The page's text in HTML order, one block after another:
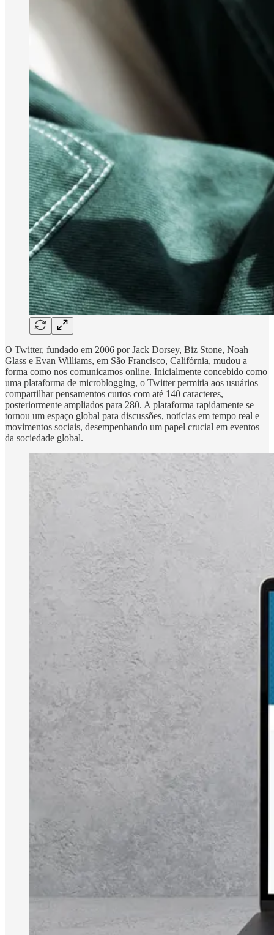
O Twitter, fundado em 2006 por Jack Dorsey, Biz Stone, Noah
Glass e Evan Williams, em São Francisco, Califórnia, mudou a
forma como nos comunicamos online. Inicialmente concebido como
uma plataforma de microblogging, o Twitter permitia aos usuários
compartilhar pensamentos curtos com até 140 caracteres,
posteriormente ampliados para 280. A plataforma rapidamente se
tornou um espaço global para discussões, notícias em tempo real e
movimentos sociais, desempenhando um papel crucial em eventos
da sociedade global.